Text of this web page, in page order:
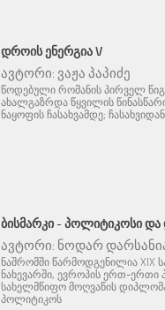
ᲓᲠᲝᲘᲡ ᲔᲜᲔᲠᲒᲘᲐ V
ავტორი: ვაჟა პაპიძე
წოდებული რომანის პირველ
ახალგაზრდა წყვილის
ნაყოფის ჩასახვამდე;
ᲑᲘᲡᲛᲐᲠᲙᲘ - ᲞᲝᲚᲘᲢᲘᲙᲝᲡᲘ
ავტორი: ნოდარ
ნაშრომში წარმოდგენილია XIX
ნახევარში, ევროპის ერთ-ერთი
სახელმწიფო მოღვაწის
პოლიტიკოს